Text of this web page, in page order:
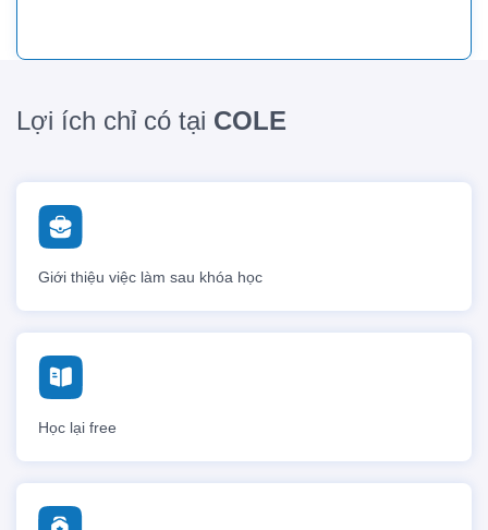
Lợi ích chỉ có tại COLE
Giới thiệu việc làm sau khóa học
Học lại free